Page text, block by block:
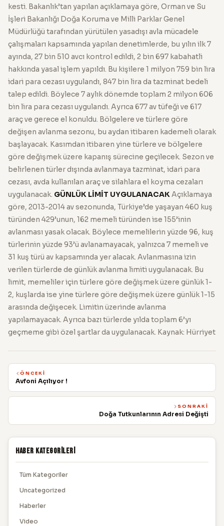
kesti. Bakanlık’tan yapılan açıklamaya göre, Orman ve Su
İşleri Bakanlığı Doğa Koruma ve Milli Parklar Genel
Müdürlüğü tarafından yürütülen yasadışı avla mücadele
çalışmaları kapsamında yapılan denetimlerde, bu yılın ilk 7
ayında, 27 bin 510 avcı kontrol edildi, 2 bin 697 kabahatli
hakkında yasal işlem yapıldı. Bu kişilere 1 milyon 759 bin lira
idari para cezası uygulandı, 847 bin lira da tazminat bedeli
talep edildi. Böylece 7 aylık dönemde toplam 2 milyon 606
bin lira para cezası uygulandı. Ayrıca 677 av tüfeği ve 617
araç ve gerece el konuldu. Bölgelere ve türlere göre
değişen avlanma sezonu, bu aydan itibaren kademeli olarak
başlayacak. Kasımdan itibaren yine türlere ve bölgelere
göre değişmek üzere kapanış sürecine geçilecek. Sezon ve
belirlenen türler dışında avlanmaya tazminat, idari para
cezası, avda kullanılan araç ve silahlara el koyma cezaları
uygulanacak. GÜNLÜK LİMİT UYGULANACAK Açıklamaya
göre, 2013-2014 av sezonunda, Türkiye’de yaşayan 460 kuş
türünden 429’unun, 162 memeli türünden ise 155’inin
avlanması yasak olacak. Böylece memelilerin yüzde 96, kuş
türlerinin yüzde 93’ü avlanamayacak, yalnızca 7 memeli ve
31 kuş türü av kapsamında yer alacak. Avlanmasına izin
verilen türlerde de günlük avlanma limiti uygulanacak. Bu
limit, memeliler için türlere göre değişmek üzere günlük 1-
2, kuşlarda ise yine türlere göre değişmek üzere günlük 1-15
arasında değişecek. Limitin üzerinde avlanma
yapılamayacak. Ayrıca bazı türlerde yılda toplam 6’yı
geçmeme gibi özel şartlar da uygulanacak. Kaynak: Hürriyet
ÖNCEKI
Avfoni Açılıyor !
SONRAKI
Doğa Tutkunlarının Adresi Değişti
Haber Kategorileri
Tüm Kategoriler
Uncategorized
Haberler
Video